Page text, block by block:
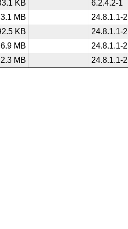
KB
6.2.4.2-1
3.1 MB
24.8.1.1-2
KB
24.8.1.1-2
6.9 MB
24.8.1.1-2
2.3 MB
24.8.1.1-2